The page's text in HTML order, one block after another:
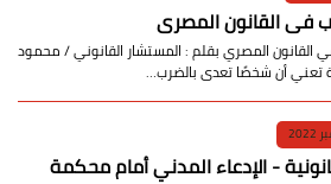
في القانون المصري
القانون المصري بقلم : المستشار القانوني / محمود
تعني أن شخصًا تعدى بالضرب…
- الإدعاء المدني أمام محكمة